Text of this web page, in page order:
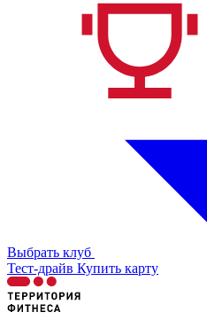
Выбрать клуб
Тест-драйв Купить карту